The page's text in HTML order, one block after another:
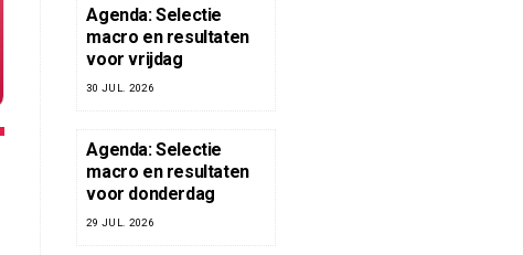
Agenda: Selectie
macro en resultaten
voor vrijdag
30 JUL. 2026
Agenda: Selectie
macro en resultaten
voor donderdag
29 JUL. 2026